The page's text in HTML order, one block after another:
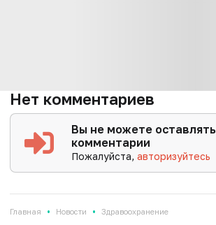
Нет комментариев
Вы не можете оставлять
комментарии
Пожалуйста,авторизуйтесь
Главная • Новости • Здравоохранение